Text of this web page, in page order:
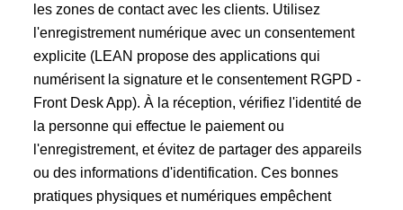
les zones de contact avec les clients. Utilisez
l'enregistrement numérique avec un consentement
explicite (LEAN propose des applications qui
numérisent la signature et le consentement RGPD -
Front Desk App). À la réception, vérifiez l'identité de
la personne qui effectue le paiement ou
l'enregistrement, et évitez de partager des appareils
ou des informations d'identification. Ces bonnes
pratiques physiques et numériques empêchent